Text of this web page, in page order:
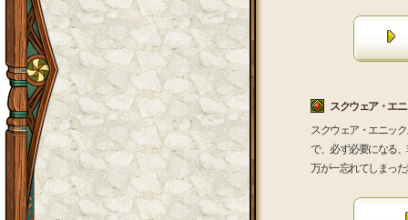
スクウェア・エ
スクウェア・エニッ
で、必ず必要になる
万が一忘れてしまっ